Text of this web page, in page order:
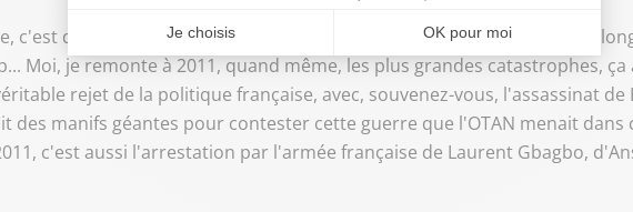
c'est des strates successives qui ont été posées. On peut revenir très
Moi, je remonte à 2011, quand même, les plus grandes catastrophes,
rejet de la politique française, avec, souvenez-vous, l'assassinat
des manifs géantes pour contester cette guerre que l'OTAN menait
c'est aussi l'arrestation par l'armée française de Laurent Gbagbo,